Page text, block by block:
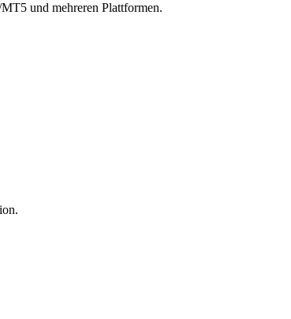
und mehreren Plattformen.